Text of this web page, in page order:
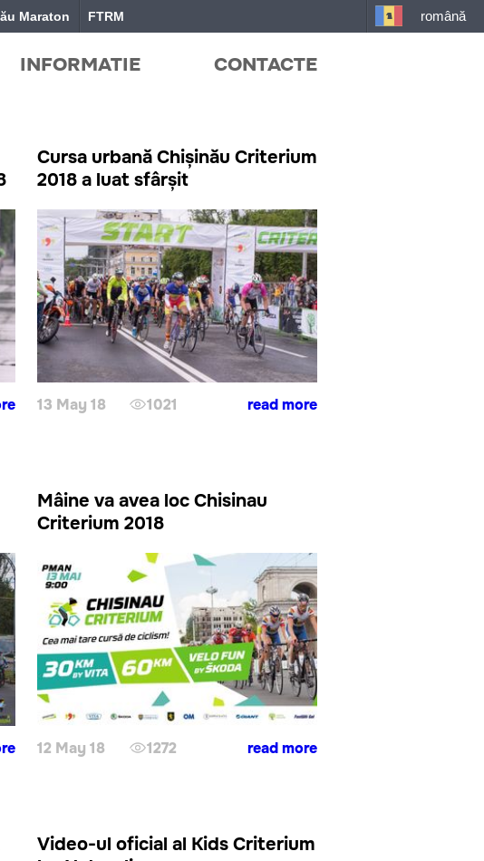
Maraton FTRM română
INFORMATIE CONTACTE
Cursa urbană Chișinău Criterium
2018 a luat sfârșit
13 May 18 1021 read more
Mâine va avea loc Chisinau
Criterium 2018
12 May 18 1272 read more
Video-ul oficial al Kids Criterium